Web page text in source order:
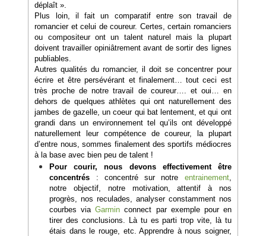
déplaît ».
Plus loin, il fait un comparatif entre son travail de
romancier et celui de coureur. Certes, certain romanciers
ou compositeur ont un talent naturel mais la plupart
doivent travailler opiniâtrement avant de sortir des lignes
publiables.
Autres qualités du romancier, il doit se concentrer pour
écrire et être persévérant et finalement… tout ceci est
très proche de notre travail de coureur…. et oui… en
dehors de quelques athlètes qui ont naturellement des
jambes de gazelle, un coeur qui bat lentement, et qui ont
grandi dans un environnement tel qu’ils ont développé
naturellement leur compétence de coureur, la plupart
d’entre nous, sommes finalement des sportifs médiocres
à la base avec bien peu de talent !
Pour courir, nous devons effectivement être
concentrés : concentré sur notre entrainement,
notre objectif, notre motivation, attentif à nos
progrès, nos reculades, analyser constamment nos
courbes viaGarmin connect par exemple pour en
tirer des conclusions. Là tu es parti trop vite, là tu
étais dans le rouge, etc. Apprendre à nous soigner,